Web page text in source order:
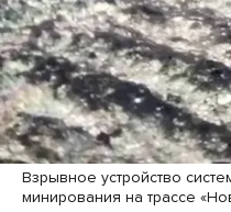
Взрывное устройство
минирования на трассе